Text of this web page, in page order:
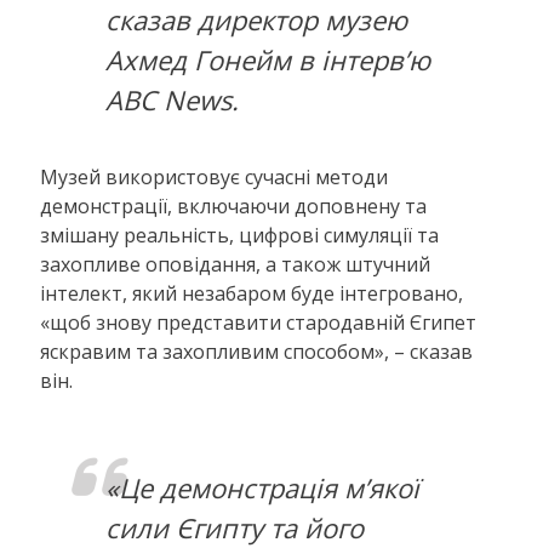
сказав директор музею
Ахмед Гонейм в інтерв’ю
ABC News.
Музей використовує сучасні методи
демонстрації, включаючи доповнену та
змішану реальність, цифрові симуляції та
захопливе оповідання, а також штучний
інтелект, який незабаром буде інтегровано,
«щоб знову представити стародавній Єгипет
яскравим та захопливим способом», – сказав
він.
«Це демонстрація м’якої
сили Єгипту та його